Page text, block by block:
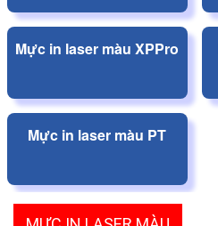
Mực in laser màu XPPro
Mực in laser màu PT